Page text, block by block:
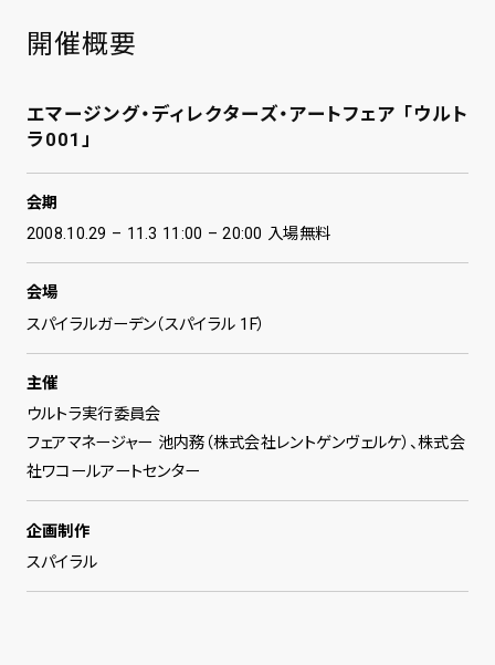
開催概要
エマージング・ディレクターズ・アートフェア 「ウルト
ラ001」
会期
2008.10.29 – 11.3 11:00 – 20:00 入場無料
会場
スパイラルガーデン（スパイラル 1F）
主催
ウルトラ実行委員会
フェアマネージャー 池内務（株式会社レントゲンヴェルケ）、株式会
社ワコールアートセンター
企画制作
スパイラル